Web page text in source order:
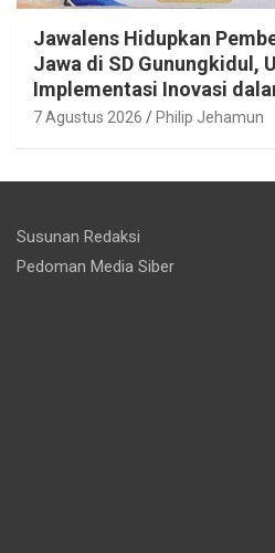
Jawalens Hidupkan
Jawa di SD Gunungkidul,
Implementasi Inovasi
7 Agustus 2026 Philip Jehamun
Susunan Redaksi
Pedoman Media Siber